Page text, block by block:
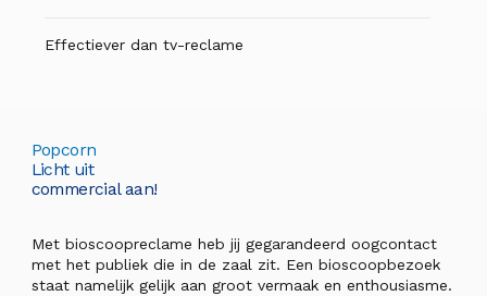
Effectiever dan tv-reclame
Popcorn
Licht uit
commercial aan!
Met bioscoopreclame heb jij gegarandeerd oogcontact
met het publiek die in de zaal zit. Een bioscoopbezoek
staat namelijk gelijk aan groot vermaak en enthousiasme.